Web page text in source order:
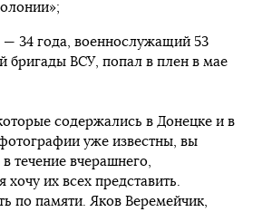
34 года, военнослужащий 53
бригады ВСУ, попал в плен в мае
содержались в Донецке и в
уже известны, вы
течение вчерашнего,
их всех представить.
по памяти. Яков Веремейчик,